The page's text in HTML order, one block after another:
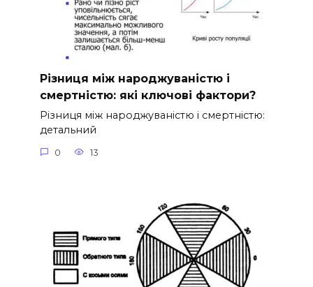
Різниця між народжуваністю і
смертністю: які ключові фактори?
Різниця між народжуваністю і смертністю:
детальний
0 13